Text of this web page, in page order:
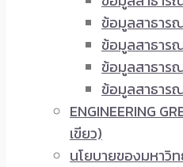
ข้อมูลสาธาร
ข้อมูลสาธาร
ข้อมูลสาธาร
ข้อมูลสาธาร
ENGINEERING
เขียว)
นโยบายของมหาวิ